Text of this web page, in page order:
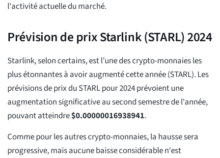
l'activité actuelle du marché.
Prévision de prix Starlink (STARL) 2024
Starlink, selon certains, est l’une des crypto-monnaies les
plus étonnantes à avoir augmenté cette année (STARL). Les
prévisions de prix du STARL pour 2024 prévoient une
augmentation significative au second semestre de l'année,
pouvant atteindre$0.00000016938941.
Comme pour les autres crypto-monnaies, la hausse sera
progressive, mais aucune baisse considérable n'est